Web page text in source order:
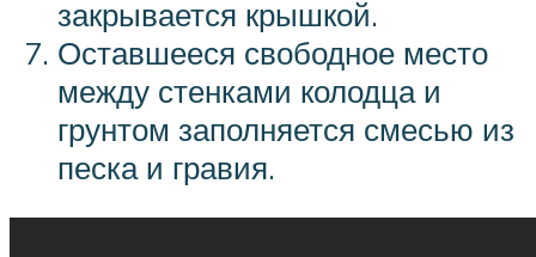
закрывается крышкой.
Оставшееся свободное место
между стенками колодца и
грунтом заполняется смесью из
песка и гравия.